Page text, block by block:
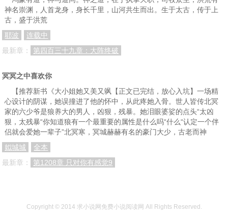
神名崇渊，人首龙身，身长千里，山河共生而出。生于太古，传于上
古，盛于洪荒
耶波
连载中
最新章：
第四百三十九章：大阵终破
冥冥之中喜欢你
【推荐新书《大小姐她又美又飒【正文已完结，放心入坑】一场精
心设计的阴谋，她误撞进了他的怀中，从此疼她入骨。世人皆传北冥
家的六少爷是狼养大的男人，凶狠，残暴。她泪眼婆娑的点头“太凶
狠，太残暴“你知道狼有一个最重要的属性是什么吗“什么“认定一个伴
侣就会爱她一辈子”北冥寒，冥城赫赫有名的豪门大少，古老而神
姒城城
全本
最新章：
第1208章 只对你有感觉9
Copyright © 2014 求小说网免费小说阅读网 All Rights Reserved.